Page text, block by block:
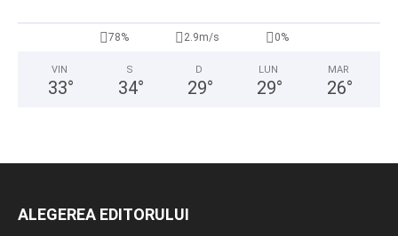
78% 2.9m/s 0%
VIN
33°
S
34°
D
29°
LUN
29°
MAR
26°
ALEGEREA EDITORULUI